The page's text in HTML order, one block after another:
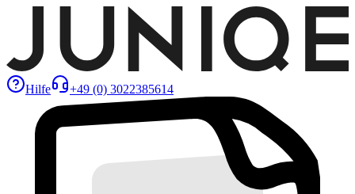
Hilfe +49 (0) 3022385614